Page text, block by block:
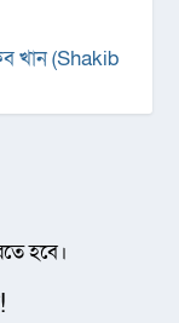
খান (Shakib
হবে।